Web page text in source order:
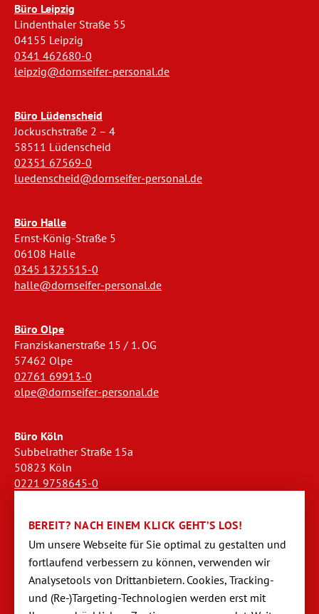
Büro Leipzig
Lindenthaler Straße 55
04155 Leipzig
0341 462680-0
leipzig@dornseifer-personal.de
Büro Lüdenscheid
Jockuschstraße 2 – 4
58511 Lüdenscheid
02351 67569-0
luedenscheid@dornseifer-personal.de
Büro Halle
Ernst-König-Straße 5
06108 Halle
0345 1325515-0
halle@dornseifer-personal.de
Büro Olpe
Franziskanerstraße 15 / 1. OG
57462 Olpe
02761 69913-0
olpe@dornseifer-personal.de
Büro Köln
Subbelrather Straße 15a
50823 Köln
0221 9758645-0
Büro Stendal
Westwall 18
39576 Stendal
03931 520944-0
stendal@dornseifer-personal.de
BEREIT? NACH EINEM KLICK GEHT’S LOS!
Um unsere Webseite für Sie optimal zu gestalten und
fortlaufend verbessern zu können, verwen­den wir
Analysetools von Dritt­anbietern. Cookies, Tracking-
und (Re-)Targeting-Techno­logien werden erst mit